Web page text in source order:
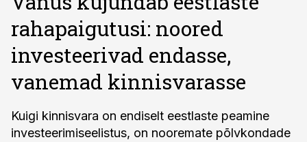
rahapaigutusi: noored
investeerivad endasse,
vanemad kinnisvarasse
Kuigi kinnisvara on endiselt eestlaste peamine
investeerimiseelistus, on nooremate põlvkondade